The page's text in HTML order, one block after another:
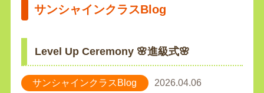
サンシャインクラスBlog
Level Up Ceremony 🌸進級式🌸
サンシャインクラスBlog 2026.04.06